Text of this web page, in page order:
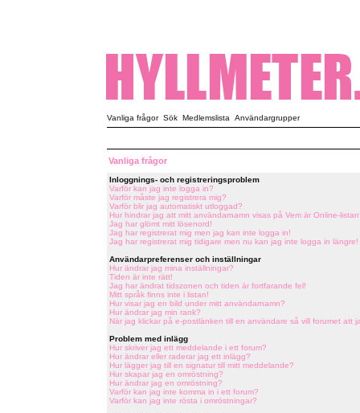
Vanliga frågor Sök Medlemslista Användargrupper
Vanliga frågor
Inloggnings- och registreringsproblem
Varför kan jag inte logga in?
Varför måste jag registrera mig?
Varför blir jag automatiskt utloggad?
Hur hindrar jag att mitt användarnamn visas på Vem är Online-
Jag har glömt mitt lösenord!
Jag har registrerat mig men jag kan inte logga in!
Jag har registrerat mig tidigare men nu kan jag inte logga in längre!
Användarpreferenser och inställningar
Hur ändrar jag mina inställningar?
Tiden är inte rätt!
Jag har ändrat tidszonen och tiden är fortfarande fel!
Mitt språk finns inte i listan!
Hur visar jag en bild under mitt användarnamn?
Hur ändrar jag min rank?
När jag klickar på e-postlänken till en användare så vill forumet att
Problem med inlägg
Hur skriver jag ett meddelande i ett forum?
Hur ändrar eller raderar jag ett inlägg?
Hur lägger jag till en signatur till mitt meddelande?
Hur skapar jag en omröstning?
Hur ändrar jag en omröstning?
Varför kan jag inte komma in i ett forum?
Varför kan jag inte rösta i omröstningar?